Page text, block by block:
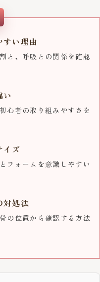
すい理由
と、呼吸との関係を確認
心者の取り組みやすさを
イズ
フォームを意識しやすい
対処法
の位置から確認する方法